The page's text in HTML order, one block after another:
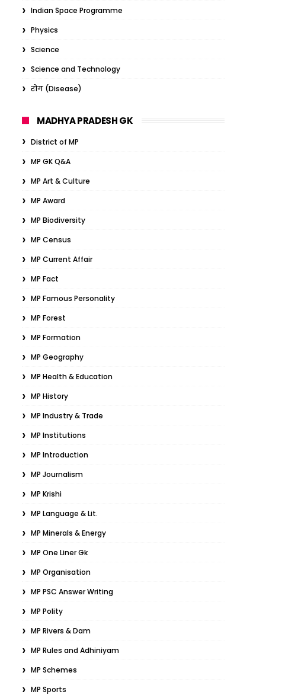
Indian Space Programme
Physics
Science
Science and Technology
रोग (Disease)
MADHYA PRADESH GK
District of MP
MP GK Q&A
MP Art & Culture
MP Award
MP Biodiversity
MP Census
MP Current Affair
MP Fact
MP Famous Personality
MP Forest
MP Formation
MP Geography
MP Health & Education
MP History
MP Industry & Trade
MP Institutions
MP Introduction
MP Journalism
MP Krishi
MP Language & Lit.
MP Minerals & Energy
MP One Liner Gk
MP Organisation
MP PSC Answer Writing
MP Polity
MP Rivers & Dam
MP Rules and Adhiniyam
MP Schemes
MP Sports